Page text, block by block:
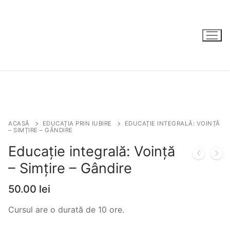
ACASĂ EDUCAȚIA PRIN IUBIRE
EDUCAȚIE INTEGRALĂ: VOINȚĂ
– SIMȚIRE – GÂNDIRE
Educație integrală: Voință
– Simțire – Gândire
50.00 lei
Cursul are o durată de 10 ore.